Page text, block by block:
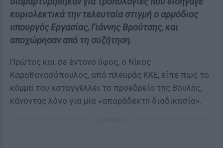
κυριολεκτικά την τελευταία στιγμή ο αρμόδιος
υπουργός Εργασίας, Γιάννης Βρούτσης, και
αποχώρησαν από τη συζήτηση.
Πρώτος και σε έντονο ύφος, ο Νίκος
Καραθανασόπουλος, από πλευράς ΚΚΕ, είπε πως το
κόμμα του καταγγέλλει το προεδρείο της Βουλής,
κάνοντας λόγο για μια «απαράδεκτη διαδικασία».